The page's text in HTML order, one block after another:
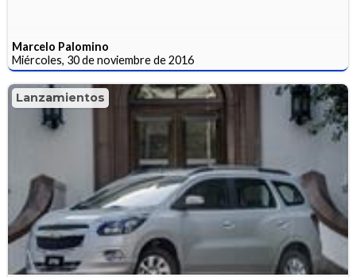
Marcelo Palomino
Miércoles, 30 de noviembre de 2016
Lanzamientos